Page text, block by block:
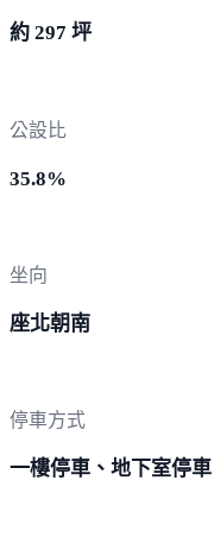
約 297 坪
公設比
35.8%
坐向
座北朝南
停車方式
一樓停車、地下室停車